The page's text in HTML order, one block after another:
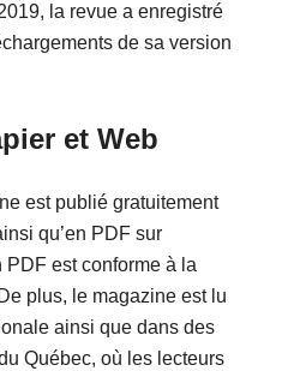
la revue a enregistré
de sa version
et Web
est publié gratuitement
qu’en PDF sur
PDF est conforme à la
plus, le magazine est lu
ainsi que dans des
Québec, où les lecteurs